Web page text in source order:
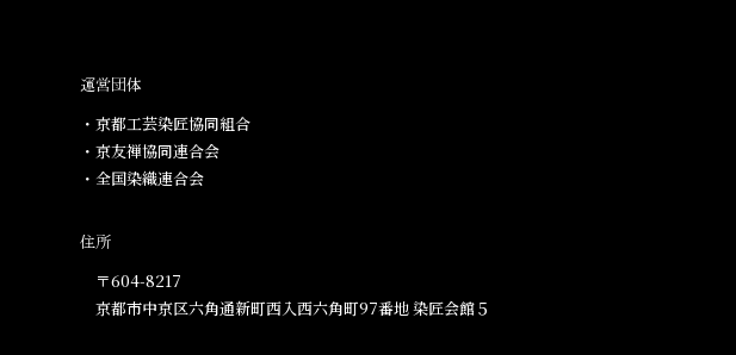
運営団体
・京都工芸染匠協同組合​
・京友禅協同連合会
・全国染織連合会
住所
〒604-8217
京都市中京区六角通新町西入西六角町97番地​ 染匠会館５